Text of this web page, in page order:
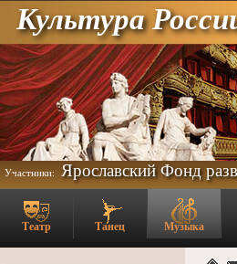
Культура
Участники: Ярославский Фонд
Театр Танец Музыка